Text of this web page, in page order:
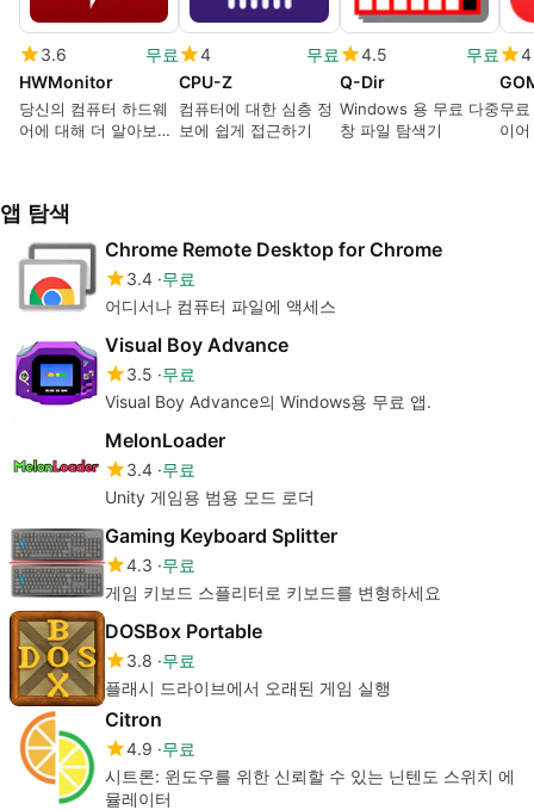
3.6
무료
HWMonitor
당신의 컴퓨터 하드웨
어에 대해 더 알아보세
4
무료
CPU-Z
컴퓨터에 대한 심층 정
보에 쉽게 접근하기
4.5
무료
Q-Dir
Windows 용 무료 다중
창 파일 탐색기
4
무
이어
앱 탐색
Chrome Remote Desktop for Chrome
3.4 무료
어디서나 컴퓨터 파일에 액세스
Visual Boy Advance
3.5 무료
Visual Boy Advance의 Windows용 무료 앱.
MelonLoader
3.4 무료
Unity 게임용 범용 모드 로더
Gaming Keyboard Splitter
4.3 무료
게임 키보드 스플리터로 키보드를 변형하세요
DOSBox Portable
3.8 무료
플래시 드라이브에서 오래된 게임 실행
Citron
4.9 무료
시트론: 윈도우를 위한 신뢰할 수 있는 닌텐도 스위치 에
뮬레이터